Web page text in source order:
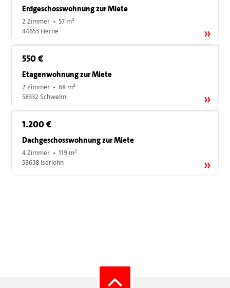
Erdgeschosswohnung zur Miete
2 Zimmer • 57 m²
44653 Herne
550 €
Etagenwohnung zur Miete
2 Zimmer • 68 m²
58332 Schwelm
1.200 €
Dachgeschosswohnung zur Miete
4 Zimmer • 119 m²
58638 Iserlohn